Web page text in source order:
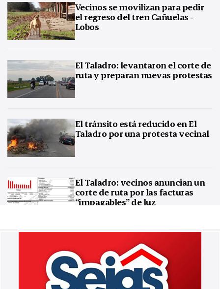
Vecinos se movilizan para pedir
el regreso del tren Cañuelas -
Lobos
El Taladro: levantaron el corte de
ruta y preparan nuevas protestas
El tránsito está reducido en El
Taladro por una protesta vecinal
El Taladro: vecinos anuncian un
corte de ruta por las facturas
“impagables” de luz